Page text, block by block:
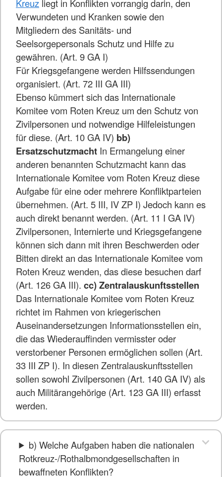
Kreuz liegt in Konflikten vorrangig darin, den
Verwundeten und Kranken sowie den
Mitgliedern des Sanitäts- und
Seelsorgepersonals Schutz und Hilfe zu
gewähren. (Art. 9 GA I)
Für Kriegsgefangene werden Hilfssendungen
organisiert. (Art. 72 III GA III)
Ebenso kümmert sich das Internationale
Komitee vom Roten Kreuz um den Schutz von
Zivilpersonen und notwendige Hilfeleistungen
für diese. (Art. 10 GA IV) bb)
Ersatzschutzmacht In Ermangelung einer
anderen benannten Schutzmacht kann das
Internationale Komitee vom Roten Kreuz diese
Aufgabe für eine oder mehrere Konfliktparteien
übernehmen. (Art. 5 III, IV ZP I) Jedoch kann es
auch direkt benannt werden. (Art. 11 I GA IV)
Zivilpersonen, Internierte und Kriegsgefangene
können sich dann mit ihren Beschwerden oder
Bitten direkt an das Internationale Komitee vom
Roten Kreuz wenden, das diese besuchen darf
(Art. 126 GA III). cc) Zentralauskunftsstellen
Das Internationale Komitee vom Roten Kreuz
richtet im Rahmen von kriegerischen
Auseinandersetzungen Informationsstellen ein,
die das Wiederauffinden vermisster oder
verstorbener Personen ermöglichen sollen (Art.
33 III ZP I). In diesen Zentralauskunftsstellen
sollen sowohl Zivilpersonen (Art. 140 GA IV) als
auch Militärangehörige (Art. 123 GA III) erfasst
werden.
b) Welche Aufgaben haben die nationalen
Rotkreuz-/Rothalbmondgesellschaften in
bewaffneten Konflikten?